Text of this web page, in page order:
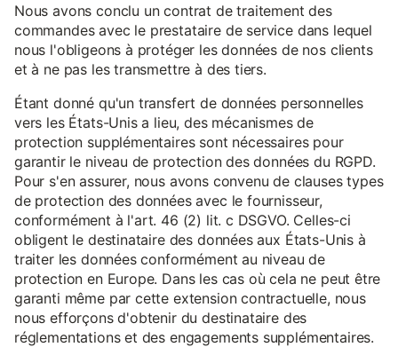
Nous avons conclu un contrat de traitement des
commandes avec le prestataire de service dans lequel
nous l'obligeons à protéger les données de nos clients
et à ne pas les transmettre à des tiers.
Étant donné qu'un transfert de données personnelles
vers les États-Unis a lieu, des mécanismes de
protection supplémentaires sont nécessaires pour
garantir le niveau de protection des données du RGPD.
Pour s'en assurer, nous avons convenu de clauses types
de protection des données avec le fournisseur,
conformément à l'art. 46 (2) lit. c DSGVO. Celles-ci
obligent le destinataire des données aux États-Unis à
traiter les données conformément au niveau de
protection en Europe. Dans les cas où cela ne peut être
garanti même par cette extension contractuelle, nous
nous efforçons d'obtenir du destinataire des
réglementations et des engagements supplémentaires.